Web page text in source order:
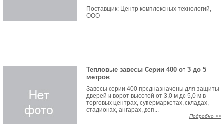
Поставщик: Центр комплексных технологий,
ООО
Тепловые завесы Серии 400 от 3 до 5
метров
Завесы серии 400 предназначены для защиты
дверей и ворот высотой от 3,0 м до 5,0 м в
торговых центрах, супермаркетах, складах,
стадионах, ангарах, деп...
Подробно >>